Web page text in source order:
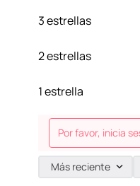
3 estrellas
2 estrellas
1 estrella
Por favor, inicia
Más reciente